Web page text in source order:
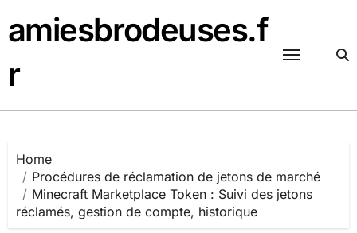
to
content
amiesbrodeuses.f
r
Home
Procédures de réclamation de jetons de marché
Minecraft Marketplace Token : Suivi des jetons
réclamés, gestion de compte, historique